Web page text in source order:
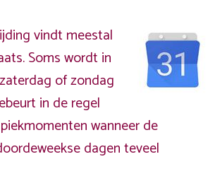
vindt meestal
Soms wordt in
of zondag
in de regel
wanneer de
dagen teveel